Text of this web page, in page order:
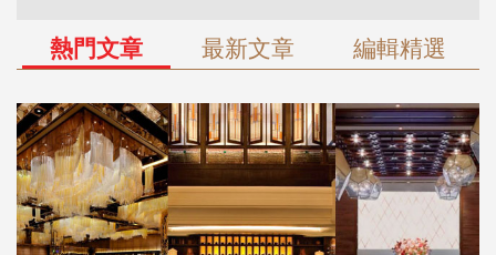
熱門文章 最新文章 編輯精選